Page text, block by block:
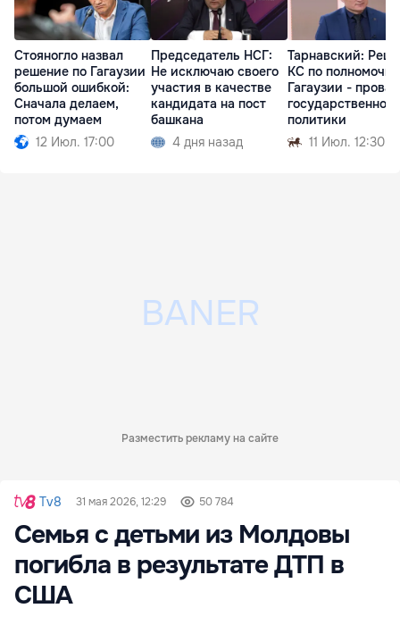
Стояногло назвал
решение по Гагаузии
большой ошибкой:
Сначала делаем,
потом думаем
12 Июл. 17:00
Председатель НСГ:
Не исключаю своего
участия в качестве
кандидата на пост
башкана
4 дня назад
Тарнавский:
КС по
Гагаузии - провал
государственной
политики
11 Июл. 12:30
Разместить рекламу на сайте
Tv8 31 мая 2026, 12:29 50 784
Семья с детьми из Молдовы
погибла в результате ДТП в
США